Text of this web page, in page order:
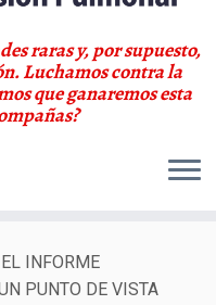
raras y, por supuesto,
Luchamos contra la
que ganaremos esta
INFORME
PUNTO DE VISTA